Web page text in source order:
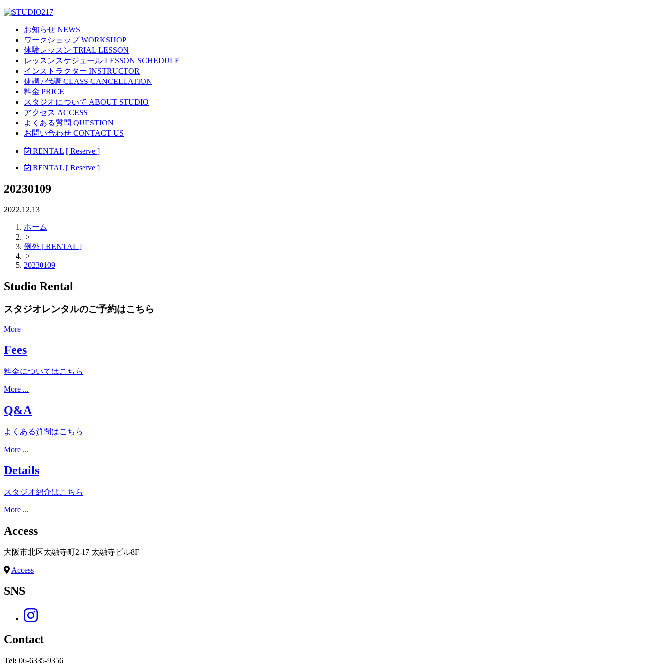
お知らせ NEWS
ワークショップ WORKSHOP
体験レッスン TRIAL LESSON
レッスンスケジュール LESSON SCHEDULE
インストラクター INSTRUCTOR
休講 / 代講 CLASS CANCELLATION
料金 PRICE
スタジオについて ABOUT STUDIO
アクセス ACCESS
よくある質問 QUESTION
お問い合わせ CONTACT US
RENTAL [ Reserve ]
RENTAL [ Reserve ]
20230109
2022.12.13
ホーム
>
例外 [ RENTAL ]
>
20230109
Studio Rental
スタジオレンタルのご予約はこちら
More
Fees
料金についてはこちら
More ...
Q&A
よくある質問はこちら
More ...
Details
スタジオ紹介はこちら
More ...
Access
大阪市北区太融寺町2-17 太融寺ビル8F
Access
SNS
Contact
Tel: 06-6335-9356